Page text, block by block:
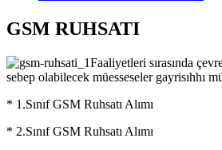
GSM RUHSATI
Faaliyetleri sırasında
sebep olabilecek müesseseler gayrisıhhı
* 1.Sınıf GSM Ruhsatı Alımı
* 2.Sınıf GSM Ruhsatı Alımı